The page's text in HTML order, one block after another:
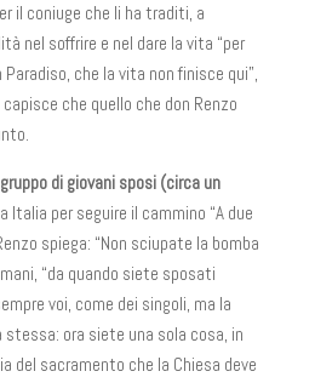
il coniuge che li ha traditi, a
nel soffrire e nel dare la vita “per
che la vita non finisce qui”,
che quello che don Renzo
di giovani sposi (circa un
per seguire il cammino “A due
spiega: “Non sciupate la bomba
“da quando siete sposati
voi, come dei singoli, ma la
ora siete una sola cosa, in
del sacramento che la Chiesa deve